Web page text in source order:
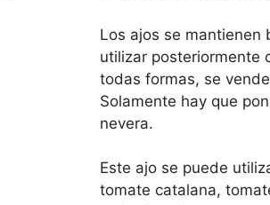
Los ajos se mantienen
utilizar posteriormente
todas formas, se
Solamente hay que
nevera.
Este ajo se puede
tomate catalana,